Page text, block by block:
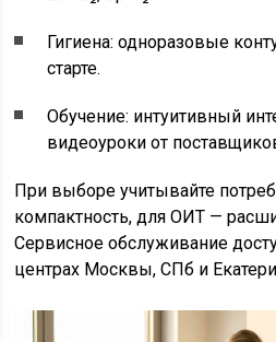
Гигиена: одноразовые
старте.
Обучение: интуитивный
видеоуроки от
При выборе учитывайте
компактность, для ОИТ —
Сервисное обслуживание
центрах Москвы, СПб и